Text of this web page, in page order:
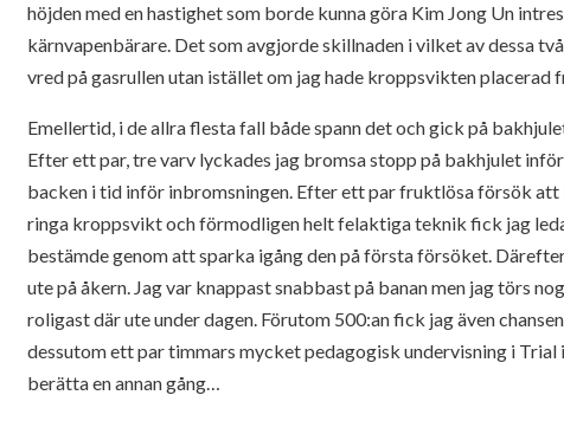
höjden med en hastighet som borde kunna göra Kim Jong Un
kärnvapenbärare. Det som avgjorde skillnaden i vilket av dessa
vred på gasrullen utan istället om jag hade kroppsvikten placerad
Emellertid, i de allra flesta fall både spann det och gick på
Efter ett par, tre varv lyckades jag bromsa stopp på bakhjulet
backen i tid inför inbromsningen. Efter ett par fruktlösa försök
ringa kroppsvikt och förmodligen helt felaktiga teknik fick jag
bestämde genom att sparka igång den på första försöket.
ute på åkern. Jag var knappast snabbast på banan men jag törs
roligast där ute under dagen. Förutom 500:an fick jag även
dessutom ett par timmars mycket pedagogisk undervisning i
berätta en annan gång…